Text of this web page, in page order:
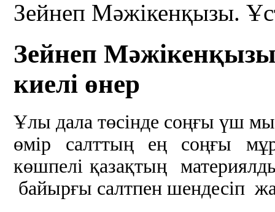
Зейнеп Мәжікенқызы.
Зейнеп
киелі өнер
Ұлы дала төсінде соңғы үш
өмір салттың ең соңғы
көшпелі қазақтың
байырғы салтпен шендесіп